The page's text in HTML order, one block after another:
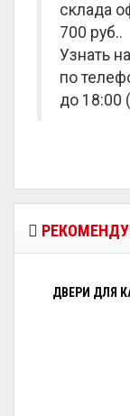
склада
700 руб..
Узнать
по
до 18:00
ДВЕРИ ДЛЯ